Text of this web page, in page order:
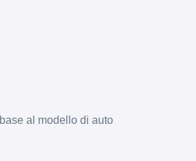
al modello di auto